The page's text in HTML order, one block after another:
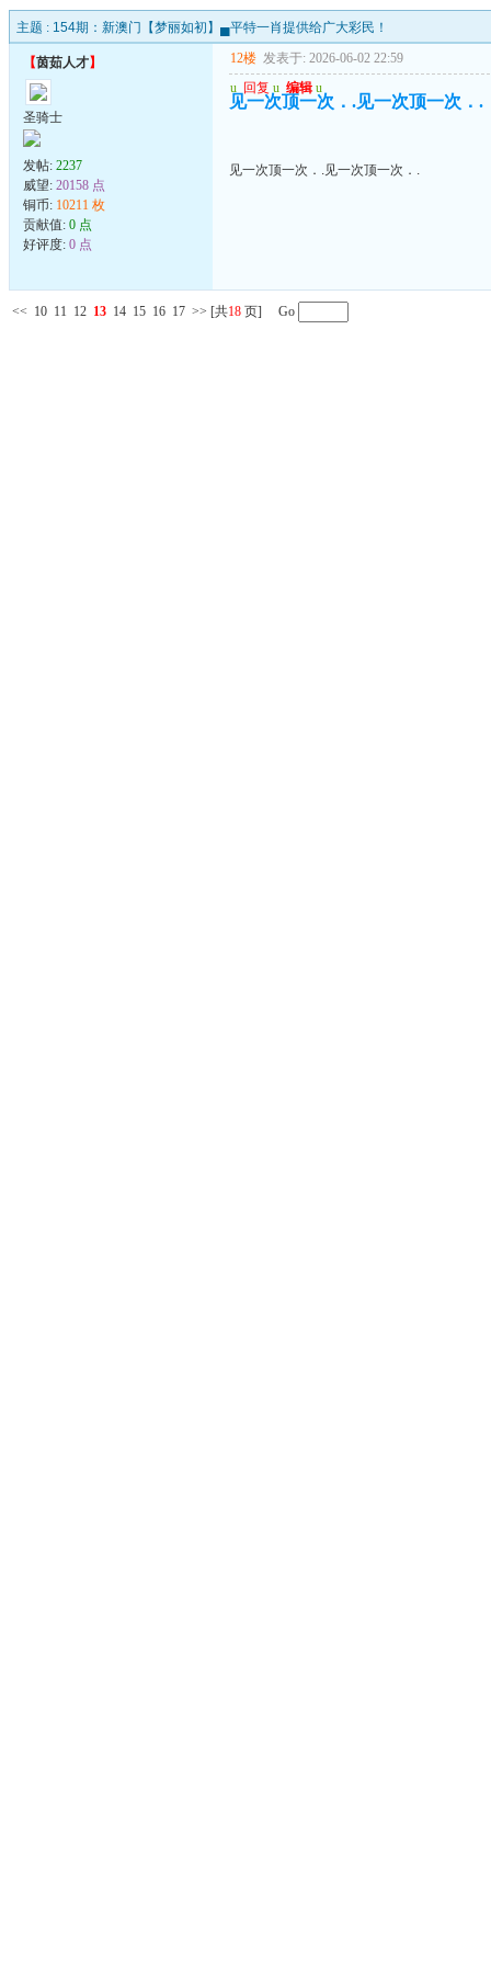
主题 : 154期：新澳门【梦丽如初】▄平特一肖提供给广大彩民！
【茵茹人才】
圣骑士
发帖: 2237
威望: 20158 点
铜币: 10211 枚
贡献值: 0 点
好评度: 0 点
12楼 发表于: 2026-06-02 22:59
u 回复 u 编辑 u
见一次顶一次．.见一次顶一次．.
见一次顶一次．.见一次顶一次．.
<< 10 11 12 13 14 15 16 17 >> [共18 页] Go